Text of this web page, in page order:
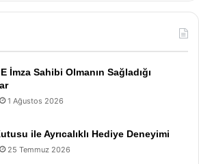
İmza Sahibi Olmanın Sağladığı
1 Ağustos 2026
ile Ayrıcalıklı Hediye Deneyimi
25 Temmuz 2026